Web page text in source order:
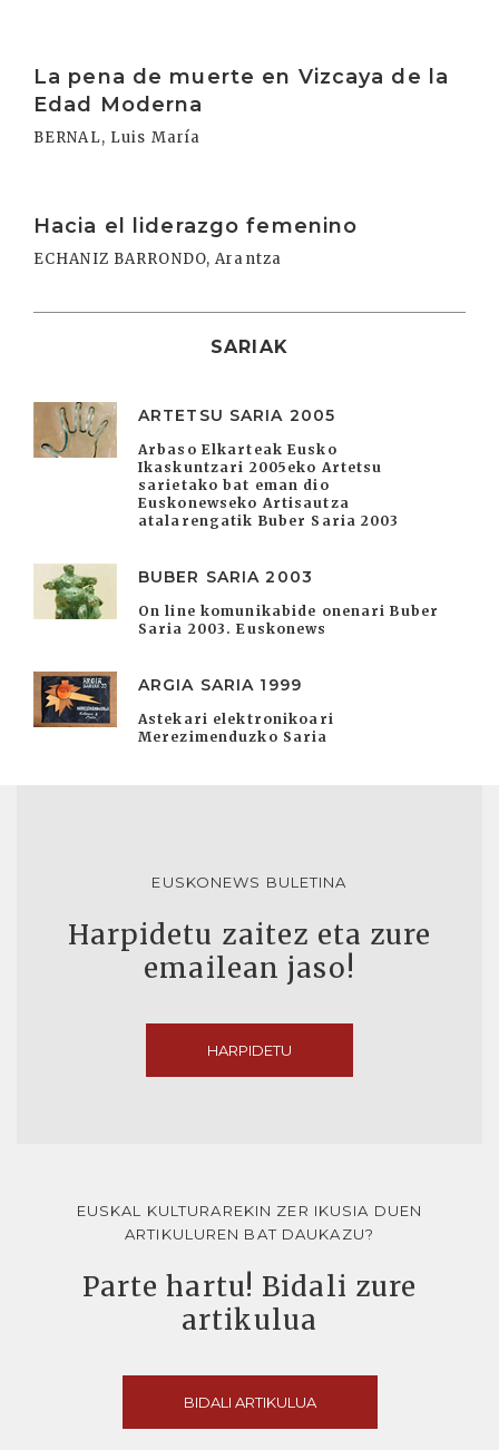
La pena de muerte en Vizcaya de la
Edad Moderna
BERNAL, Luis María
Hacia el liderazgo femenino
ECHANIZ BARRONDO, Arantza
SARIAK
ARTETSU SARIA 2005
Arbaso Elkarteak Eusko
Ikaskuntzari 2005eko Artetsu
sarietako bat eman dio
Euskonewseko Artisautza
atalarengatik Buber Saria 2003
BUBER SARIA 2003
On line komunikabide onenari Buber
Saria 2003. Euskonews
ARGIA SARIA 1999
Astekari elektronikoari
Merezimenduzko Saria
EUSKONEWS BULETINA
Harpidetu zaitez eta zure
emailean jaso!
HARPIDETU
EUSKAL KULTURAREKIN ZER IKUSIA DUEN
ARTIKULUREN BAT DAUKAZU?
Parte hartu! Bidali zure
artikulua
BIDALI ARTIKULUA